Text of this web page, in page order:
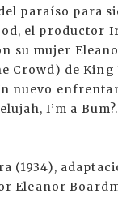
paraíso para
el productor
su mujer
de King
nuevo
I’m a
(1934),
Eleanor